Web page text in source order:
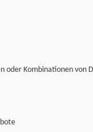
pro Monat
oder Kombinationen von